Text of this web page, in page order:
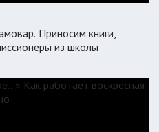
Приносим книги,
из школы